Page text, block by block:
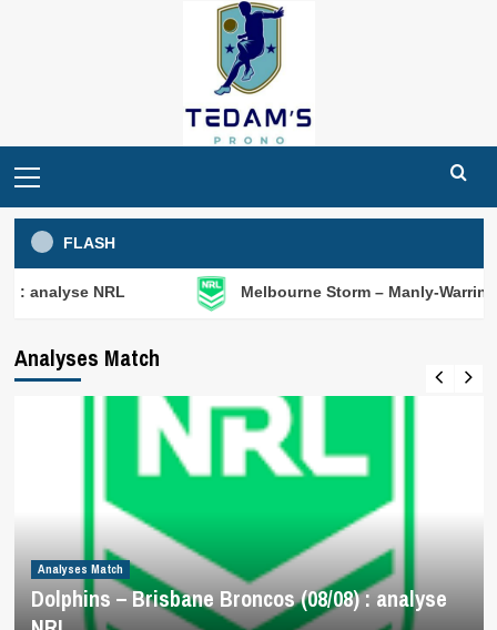
Menu
FLASH
Melbourne Storm – Manly-Warringah Sea
Analyses Match
Analyses Match
Dolphins – Brisbane Broncos (08/08) : analyse